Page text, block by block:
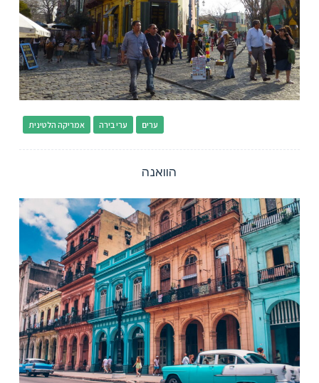
אמריקה הלטינית ערי בירה ערים
הוואנה